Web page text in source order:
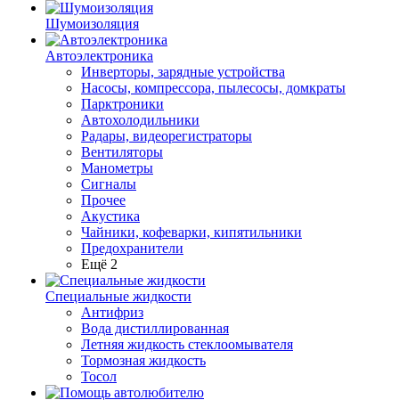
Шумоизоляция
Автоэлектроника
Инверторы, зарядные устройства
Насосы, компрессора, пылесосы, домкраты
Парктроники
Автохолодильники
Радары, видеорегистраторы
Вентиляторы
Манометры
Сигналы
Прочее
Акустика
Чайники, кофеварки, кипятильники
Предохранители
Ещё 2
Специальные жидкости
Антифриз
Вода дистиллированная
Летняя жидкость стеклоомывателя
Тормозная жидкость
Тосол